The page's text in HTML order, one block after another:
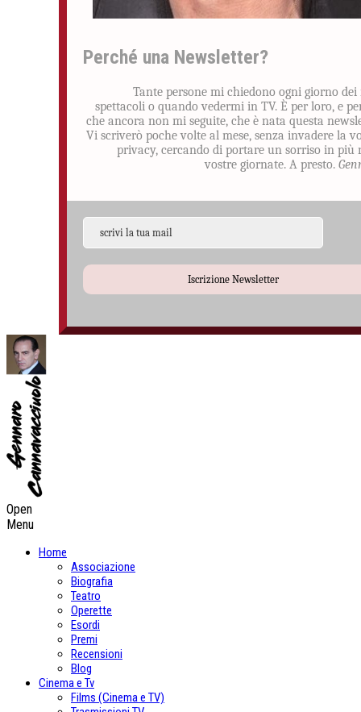
Perché una Newsletter?
Tante persone mi chiedono ogni giorno dei
spettacoli o quando vedermi in TV. È per loro, e
che ancora non mi seguite, che è nata questa
Vi scriverò poche volte al mese, senza invadere la
privacy, cercando di portare un sorriso in più
vostre giornate. A presto.
Iscrizione Newsletter
Open
Menu
Home
Associazione
Biografia
Teatro
Operette
Esordi
Premi
Recensioni
Blog
Cinema e Tv
Films (Cinema e TV)